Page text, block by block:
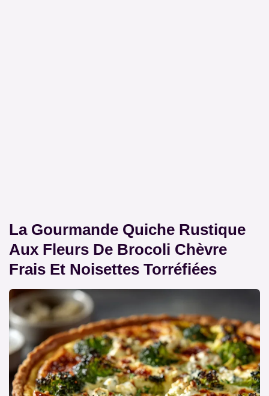
La Gourmande Quiche Rustique
Aux Fleurs De Brocoli Chèvre
Frais Et Noisettes Torréfiées